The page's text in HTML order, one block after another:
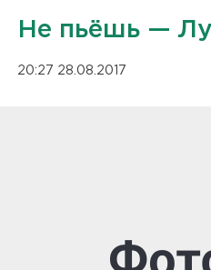
Не пьёшь —
20:27 28.08.2017